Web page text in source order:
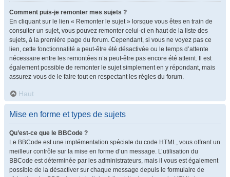
Comment puis-je remonter mes sujets ?
En cliquant sur le lien « Remonter le sujet » lorsque vous êtes en train de
consulter un sujet, vous pouvez remonter celui-ci en haut de la liste des
sujets, à la première page du forum. Cependant, si vous ne voyez pas ce
lien, cette fonctionnalité a peut-être été désactivée ou le temps d’attente
nécessaire entre les remontées n’a peut-être pas encore été atteint. Il est
également possible de remonter le sujet simplement en y répondant, mais
assurez-vous de le faire tout en respectant les règles du forum.
Haut
Mise en forme et types de sujets
Qu’est-ce que le BBCode ?
Le BBCode est une implémentation spéciale du code HTML, vous offrant un
meilleur contrôle sur la mise en forme d’un message. L’utilisation du
BBCode est déterminée par les administrateurs, mais il vous est également
possible de la désactiver sur chaque message depuis le formulaire de